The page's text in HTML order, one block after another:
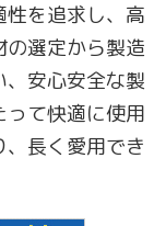
を追求し、高
選定から製造
安心安全な製
て快適に使用
長く愛用でき